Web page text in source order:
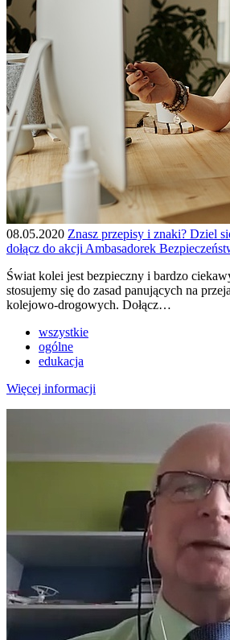
08.05.2020 Znasz przepisy i znaki? Dziel
dołącz do akcji Ambasadorek
Świat kolei jest bezpieczny i bardzo
stosujemy się do zasad panujących na
kolejowo-drogowych. Dołącz…
wszystkie
ogólne
edukacja
Więcej informacji